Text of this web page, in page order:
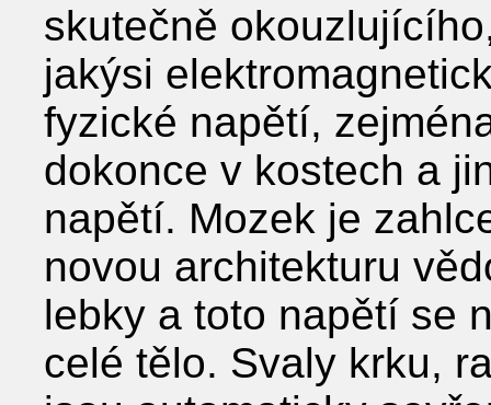
skutečně
jakýsi
fyzické napětí,
dokonce v kostech a
napětí. Mozek je
novou architekturu
lebky a toto napětí se
celé tělo. Svaly krku,